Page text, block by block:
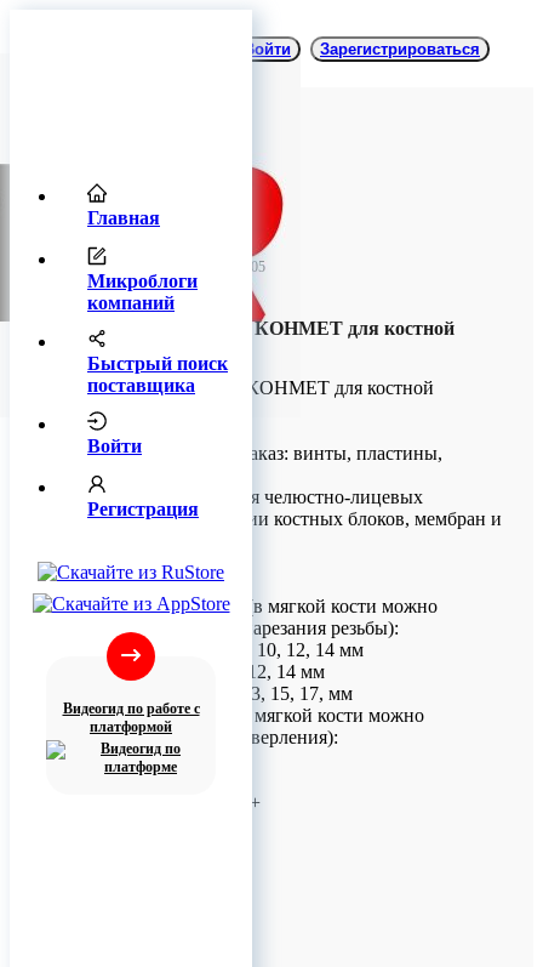
Главная
Микроблоги
компаний
Быстрый поиск
поставщика
Войти
Регистрация
Видеогид по работе с
платформой
Войти Зарегистрироваться
12 мая 2025 07:05
Основные винты КОНМЕТ для костной
пластики
Основные винты КОНМЕТ для костной
пластики
В наличии и под заказ: винты, пластины,
отвертки, сверла
Предназначены для челюстно-лицевых
операций: фиксации костных блоков, мембран и
Размеры винтов:
Самонарезающие (в мягкой кости можно
использовать без нарезания резьбы):
1.2 х 3, 4, 5, 6, 7, 8, 10, 12, 14 мм
1.5 х 4, 5, 6, 8, 10, 12, 14 мм
2.0 х 5.5, 7, 9, 11, 13, 15, 17, мм
Самосверлящие (в мягкой кости можно
использовать без сверления):
Ø 1.5, 2.0 мм
Длина: 4, 5, 6 мм
Самонарезающий +